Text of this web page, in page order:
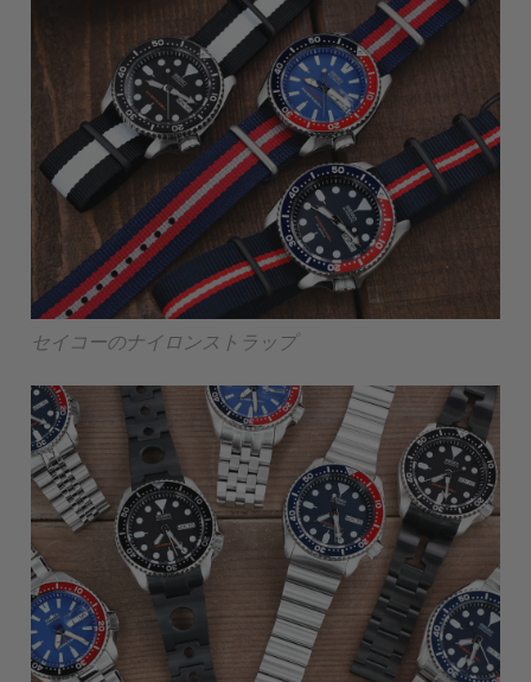
セイコーのナイロンストラップ